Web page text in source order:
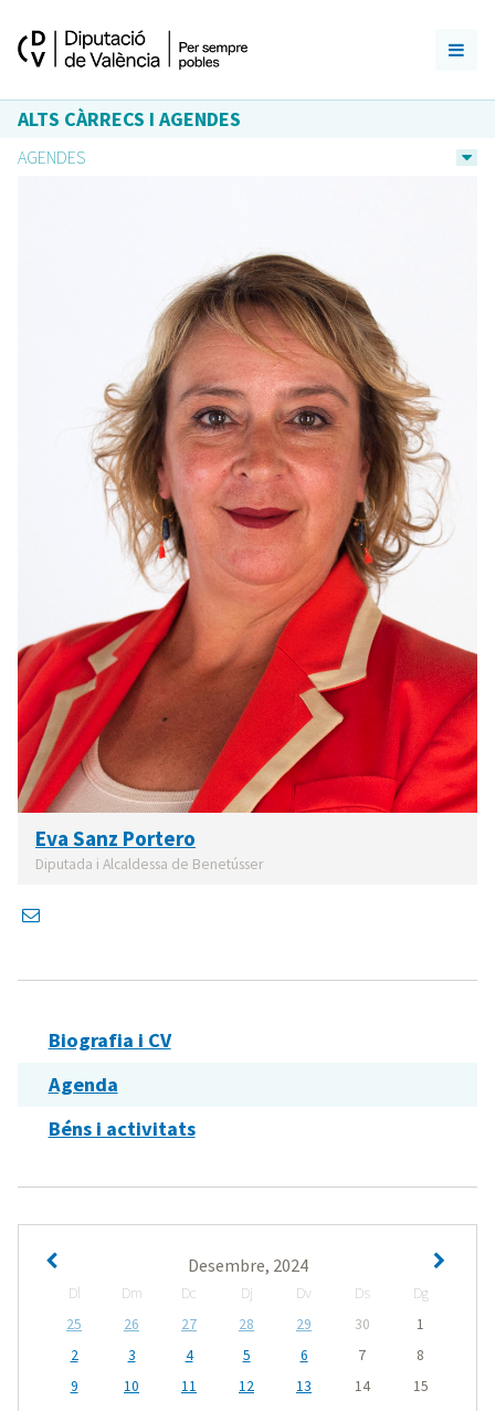
ALTS CÀRRECS I AGENDES
AGENDES
Eva Sanz Portero
Diputada i Alcaldessa de Benetússer
Biografia i CV
Agenda
Béns i activitats
Desembre, 2024
Dl Dm Dc Dj Dv Ds
Dg
25
26 27 28 29 30
1
2
3 4 5 6 7
8
9
10 11 12 13 14
15